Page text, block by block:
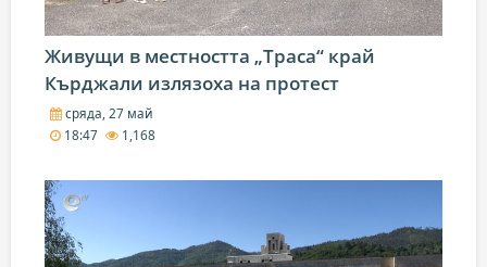
Живущи в местността „Траса“ край
Кърджали излязоха на протест
сряда, 27 май
18:47
1,168